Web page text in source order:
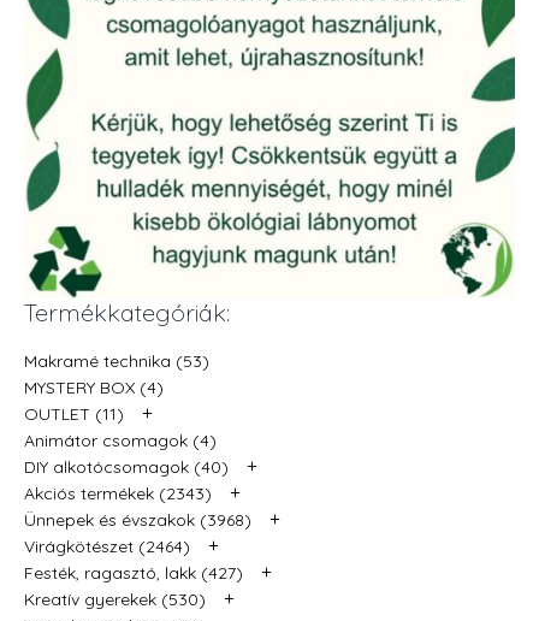
Termékkategóriák:
Makramé technika (53)
MYSTERY BOX (4)
OUTLET (11)
+
Animátor csomagok (4)
DIY alkotócsomagok (40)
+
Akciós termékek (2343) +
Ünnepek és évszakok (3968) +
Virágkötészet (2464) +
Festék, ragasztó, lakk (427) +
Kreatív gyerekek (530) +